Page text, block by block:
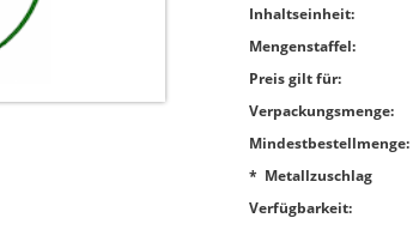
Inhaltseinheit:
Mengenstaffel:
Preis gilt für:
Verpackungsmenge:
Mindestbestellmenge:
* Metallzuschlag
Verfügbarkeit: